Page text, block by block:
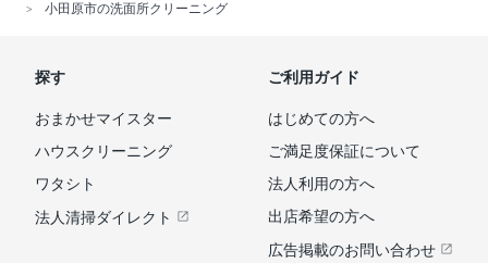
小田原市の洗面所クリーニング
探す
おまかせマイスター
ハウスクリーニング
ワタシト
法人清掃ダイレクト
ご利用ガイド
はじめての方へ
ご満足度保証について
法人利用の方へ
出店希望の方へ
広告掲載のお問い合わせ